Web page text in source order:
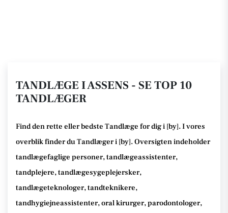
TANDLÆGE I ASSENS - SE TOP 10
TANDLÆGER
Find den rette eller bedste Tandlæge for dig i [by]. I vores
overblik finder du Tandlæger i [by].Oversigten indeholder
tandlægefaglige personer, tandlægeassistenter,
tandplejere, tandlægesygeplejersker,
tandlægeteknologer, tandteknikere,
tandhygiejneassistenter, oral kirurger, parodontologer,